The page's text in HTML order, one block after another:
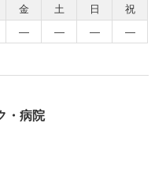
金 土 日
祝
― ― ― ―
・病院